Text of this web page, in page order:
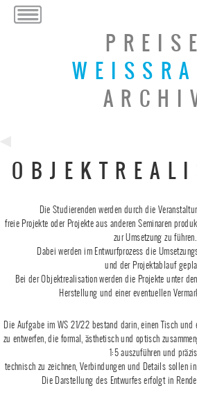
PREISE
Die Studierenden werden durch die
freie Projekte oder Projekte aus anderen Seminaren
zur Umsetzung zu führen.
Dabei werden im Entwurfprozess die
und der Projektablauf
Bei der Objektrealisation werden die Projekte unter
Herstellung und einer eventuellen
Die Aufgabe im WS 21/22 bestand darin, einen Tisch
zu entwerfen, die formal, ästhetisch und optisch
1:5 auszuführen und
technisch zu zeichnen, Verbindungen und Details sollen
Die Darstellung des Entwurfes erfolgt in
Previous
Post